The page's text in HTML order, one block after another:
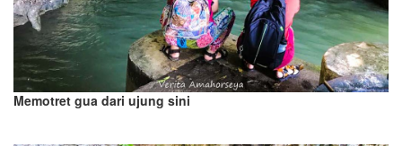
Memotret gua dari ujung sini